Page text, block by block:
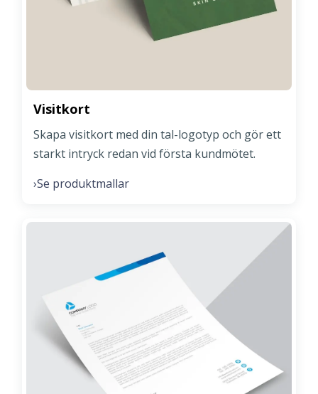
Visitkort
Skapa visitkort med din tal-logotyp och gör ett
starkt intryck redan vid första kundmötet.
›Se produktmallar